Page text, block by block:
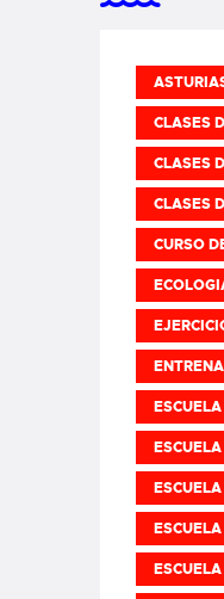
CLASES
CLASES
CLASES
CURSO